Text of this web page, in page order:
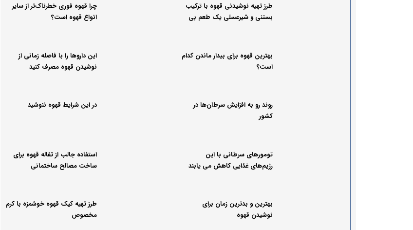
طرز تهیه نوشیدنی قهوه با ترکیب
بستنی و شیرعسلی یک طعم بی
چرا قهوه فوری خطرناک‌تر از سایر
انواع قهوه است؟
بهترین قهوه برای بیدار ماندن کدام
است؟
این داروها را با فاصله زمانی از
نوشیدن قهوه مصرف کنید
روند رو به افزایش سرطان‌ها در
کشور
در این شرایط قهوه ننوشید
تومورهای سرطانی با این
رژیم‌های غذایی کاهش می یابند
استفاده جالب از تفاله قهوه برای
ساخت مصالح ساختمانی
بهترین و بدترین زمان برای
نوشیدن قهوه
طرز تهیه کیک قهوه خوشمزه با کرم
مخصوص